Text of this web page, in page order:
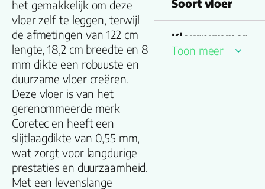
het gemakkelijk om deze
vloer zelf te leggen, terwijl
de afmetingen van 122 cm
lengte, 18,2 cm breedte en 8
mm dikte een robuuste en
duurzame vloer creëren.
Deze vloer is van het
gerenommeerde merk
Coretec en heeft een
slijtlaagdikte van 0,55 mm,
wat zorgt voor langdurige
prestaties en duurzaamheid.
Met een levenslange
Soort vloer
Kleurnummer
Toon meer